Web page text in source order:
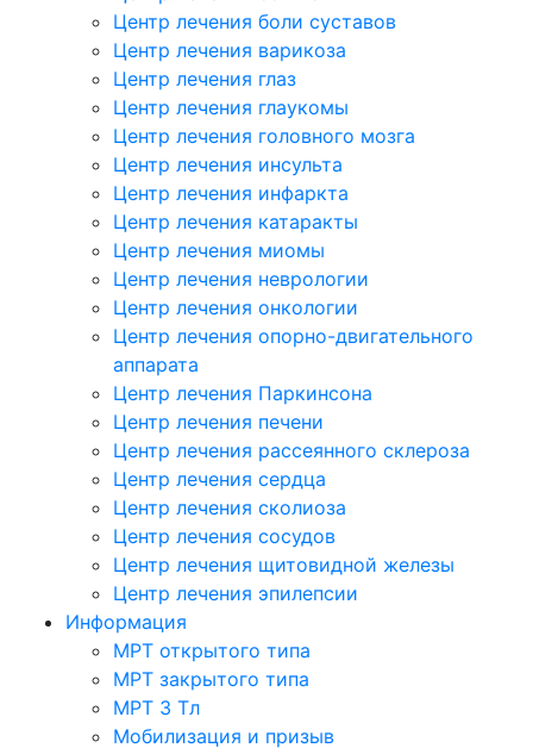
Центр лечения боли суставов
Центр лечения варикоза
Центр лечения глаз
Центр лечения глаукомы
Центр лечения головного мозга
Центр лечения инсульта
Центр лечения инфаркта
Центр лечения катаракты
Центр лечения миомы
Центр лечения неврологии
Центр лечения онкологии
Центр лечения опорно-двигательного
аппарата
Центр лечения Паркинсона
Центр лечения печени
Центр лечения рассеянного склероза
Центр лечения сердца
Центр лечения сколиоза
Центр лечения сосудов
Центр лечения щитовидной железы
Центр лечения эпилепсии
Информация
МРТ открытого типа
МРТ закрытого типа
МРТ 3 Тл
Мобилизация и призыв